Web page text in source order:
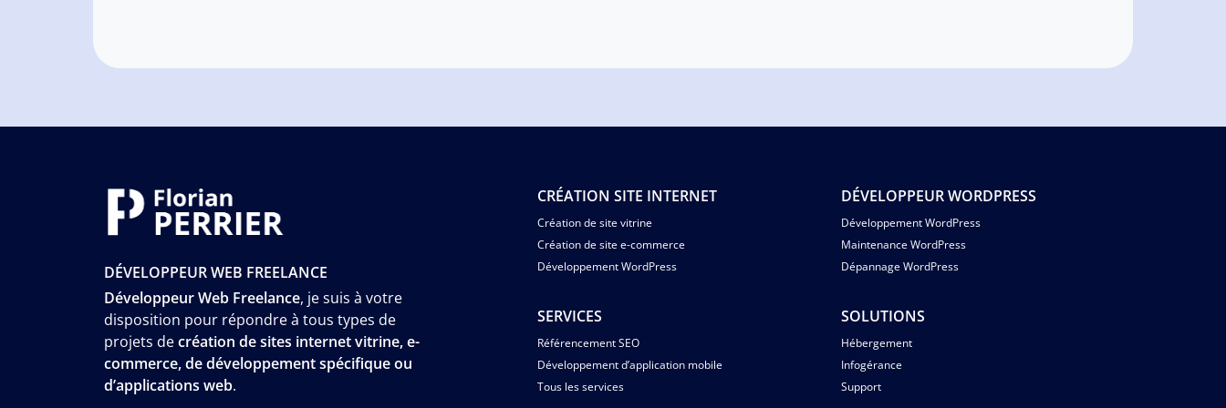
DÉVELOPPEUR WEB FREELANCE
Développeur Web Freelance, je suis à votre
disposition pour répondre à tous types de
projets decréation de sites internet vitrine, e-
commerce, de développement spécifique ou
d’applications web.
CRÉATION SITE INTERNET
Création de site vitrine
Création de site e-commerce
Développement WordPress
DÉVELOPPEUR WORDPRESS
Développement WordPress
Maintenance WordPress
Dépannage WordPress
SERVICES
Référencement SEO
Développement d’application mobile
Tous les services
SOLUTIONS
Hébergement
Infogérance
Support